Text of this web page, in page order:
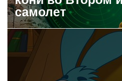
самолет